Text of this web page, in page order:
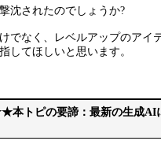
沈されたのでしょうか?
でなく、レベルアップのアイ
してほしいと思います。
トピの要諦：最新の生成AI